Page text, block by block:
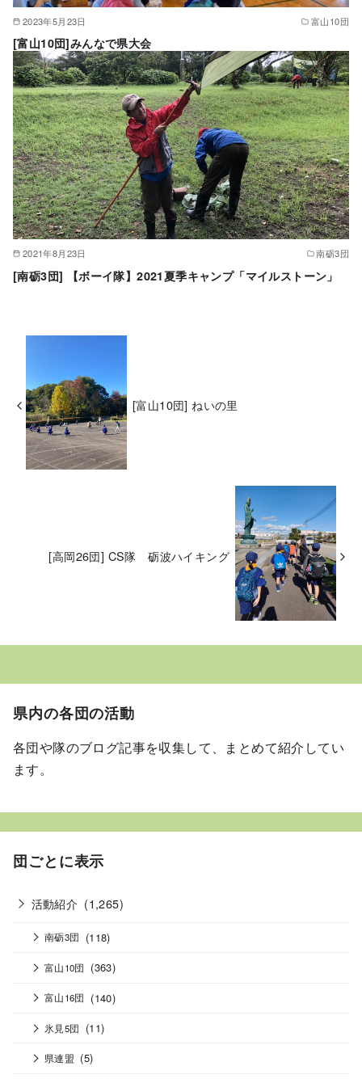
2023年5月23日 富山10団
[富山10団]みんなで県大会
2021年8月23日 南砺3団
[南砺3団] 【ボーイ隊】2021夏季キャンプ「マイルストーン」
[富山10団] ねいの里
[高岡26団] CS隊 砺波ハイキング
県内の各団の活動
各団や隊のブログ記事を収集して、まとめて紹介してい
ます。
団ごとに表示
活動紹介 (1,265)
南砺3団 (118)
富山10団 (363)
富山16団 (140)
氷見5団 (11)
県連盟 (5)